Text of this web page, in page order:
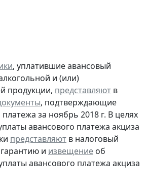
, уплатившие авансовый
и (или)
продукции, представляют в
, подтверждающие
за ноябрь 2018 г. В целях
авансового платежа акциза
представляют в налоговый
и извещение об
авансового платежа акциза